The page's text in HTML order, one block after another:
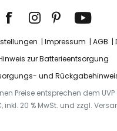
Impressum AGB
zur Batterieentsorgung
und
Preise entsprechen dem UVP
inkl. 20 % MwSt. und zzgl.